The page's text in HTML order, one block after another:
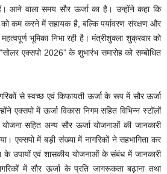
आने वाला समय सौर ऊर्जा का है। उन्होंने कहा कि
कम करने में सहायक है, बल्कि पर्यावरण संरक्षण और
भूमिका निभा रही है। मंत्रीशुक्ला शुक्रवार को
एक्सपो 2026” के शुभारंभ समारोह को सम्बोधित
से स्वच्छ एवं किफायती ऊर्जा के रूप में सौर ऊर्जा
एक्सपो में ऊर्जा विकास निगम सहित विभिन्न स्टॉलों
सहित अन्य सौर ऊर्जा योजनाओं की जानकारी
एक्सपो में बड़ी संख्या में नागरिकों ने सहभागिता कर
के उपायों एवं शासकीय योजनाओं के संबंध में जानकारी
में सौर ऊर्जा के प्रति जागरूकता बढ़ाना तथा